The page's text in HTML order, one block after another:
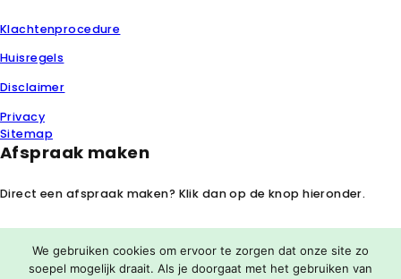
Klachtenprocedure
Huisregels
Disclaimer
Privacy
Sitemap
Afspraak maken
Direct een afspraak maken? Klik dan op de knop hieronder.
We gebruiken cookies om ervoor te zorgen dat onze site zo
soepel mogelijk draait. Als je doorgaat met het gebruiken van